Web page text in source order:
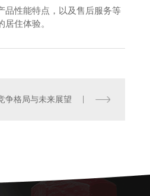
品性能特点，以及售后服务等
住体验。
争格局与未来展望